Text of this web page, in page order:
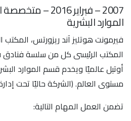
2007 – فبراير
الموارد البشرية
فيرمونت هوتليز آند ريزورتس، المكتب
المكتب الرئيسى كل من سلسة
مستوى العالم. (الشركة حاليًا تحت
تضمن العمل المهام التالية: